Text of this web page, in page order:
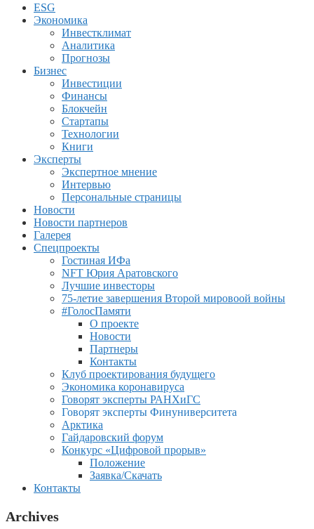
ESG
Экономика
Инвестклимат
Аналитика
Прогнозы
Бизнес
Инвестиции
Финансы
Блокчейн
Стартапы
Технологии
Книги
Эксперты
Экспертное мнение
Интервью
Персональные страницы
Новости
Новости партнеров
Галерея
Спецпроекты
Гостиная ИФа
NFT Юрия Аратовского
Лучшие инвесторы
75-летие завершения Второй мировоой войны
#ГолосПамяти
О проекте
Новости
Партнеры
Контакты
Клуб проектирования будущего
Экономика коронавируса
Говорят эксперты РАНХиГС
Говорят эксперты Финуниверситета
Арктика
Гайдаровский форум
Конкурс «Цифровой прорыв»
Положение
Заявка/Скачать
Контакты
Archives